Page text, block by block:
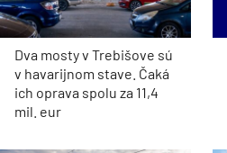
Dva mosty v Trebišove sú
v havarijnom stave. Čaká
ich oprava spolu za 11,4
mil. eur